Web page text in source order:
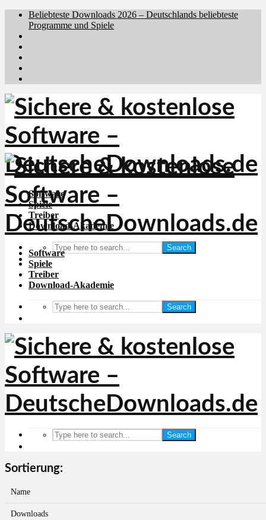
Beliebteste Downloads 2026 – Deutschlands beliebteste
Programme und Spiele
Software
Spiele
Treiber
Download-Akademie
Search
Software
Spiele
Treiber
Download-Akademie
Search
Search
Sortierung:
Name
Downloads